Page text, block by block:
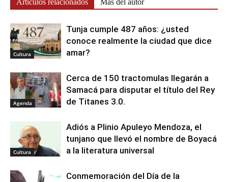
Artículos relacionados Más del autor
Cultura
Tunja cumple 487 años: ¿usted
conoce realmente la ciudad que dice
amar?
Agenda
Cerca de 150 tractomulas llegarán a
Samacá para disputar el título del Rey
de Titanes 3.0.
Cultura
Adiós a Plinio Apuleyo Mendoza, el
tunjano que llevó el nombre de Boyacá
a la literatura universal
Conmemoración del Día de la